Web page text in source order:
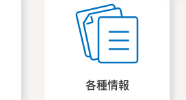
各種情報